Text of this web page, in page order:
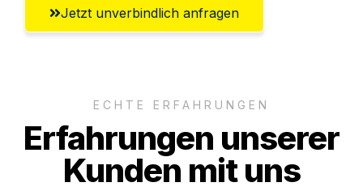
Jetzt unverbindlich anfragen
ECHTE ERFAHRUNGEN
Erfahrungen unserer
Kunden mit uns